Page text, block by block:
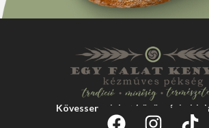
Kövessen minket közösségi